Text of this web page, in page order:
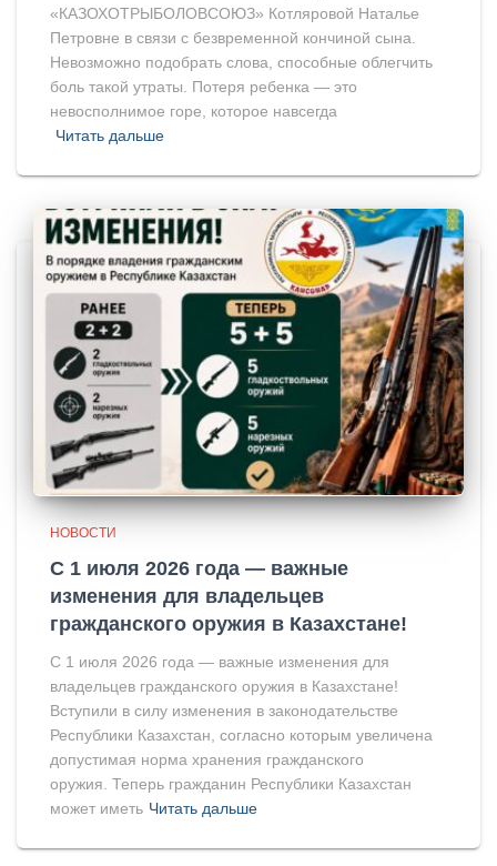
«КАЗОХОТРЫБОЛОВСОЮЗ» Котляровой Наталье
Петровне в связи с безвременной кончиной сына.
Невозможно подобрать слова, способные облегчить
боль такой утраты. Потеря ребенка — это
невосполнимое горе, которое навсегда
Читать дальше
НОВОСТИ
С 1 июля 2026 года — важные
изменения для владельцев
гражданского оружия в Казахстане!
С 1 июля 2026 года — важные изменения для
владельцев гражданского оружия в Казахстане!
Вступили в силу изменения в законодательстве
Республики Казахстан, согласно которым увеличена
допустимая норма хранения гражданского
оружия. Теперь гражданин Республики Казахстан
может иметь Читать дальше